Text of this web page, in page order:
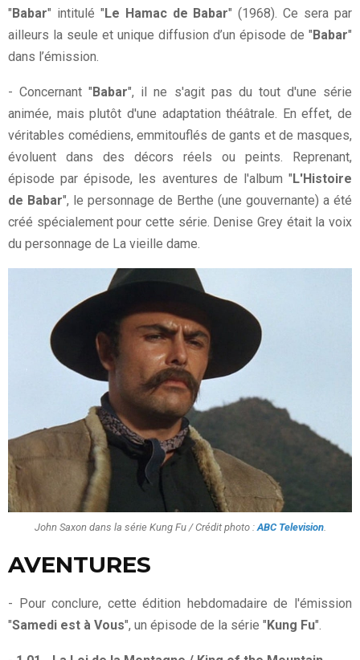
"Babar" intitulé "Le Hamac de Babar" (1968). Ce sera par
ailleurs la seule et unique diffusion d’un épisode de "Babar"
dans l’émission.
- Concernant "Babar", il ne s'agit pas du tout d'une série
animée, mais plutôt d'une adaptation théâtrale. En effet, de
véritables comédiens, emmitouflés de gants et de masques,
évoluent dans des décors réels ou peints. Reprenant,
épisode par épisode, les aventures de l'album "L'Histoire
de Babar", le personnage de Berthe (une gouvernante) a été
créé spécialement pour cette série. Denise Grey était la voix
du personnage de La vieille dame.
John Saxon dans la série Kung Fu / Crédit photo : ABC Television.
AVENTURES
- Pour conclure, cette édition hebdomadaire de l'émission
"Samedi est à Vous", un épisode de la série " Kung Fu".